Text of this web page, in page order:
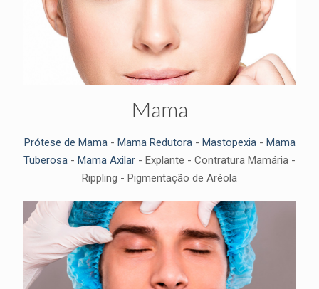
Mama
Prótese de Mama- Mama Redutora- Mastopexia- Mama
Tuberosa - Mama Axilar - Explante - Contratura Mamária -
Rippling - Pigmentação de Aréola